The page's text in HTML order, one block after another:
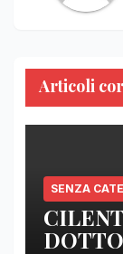
Articoli
SENZA